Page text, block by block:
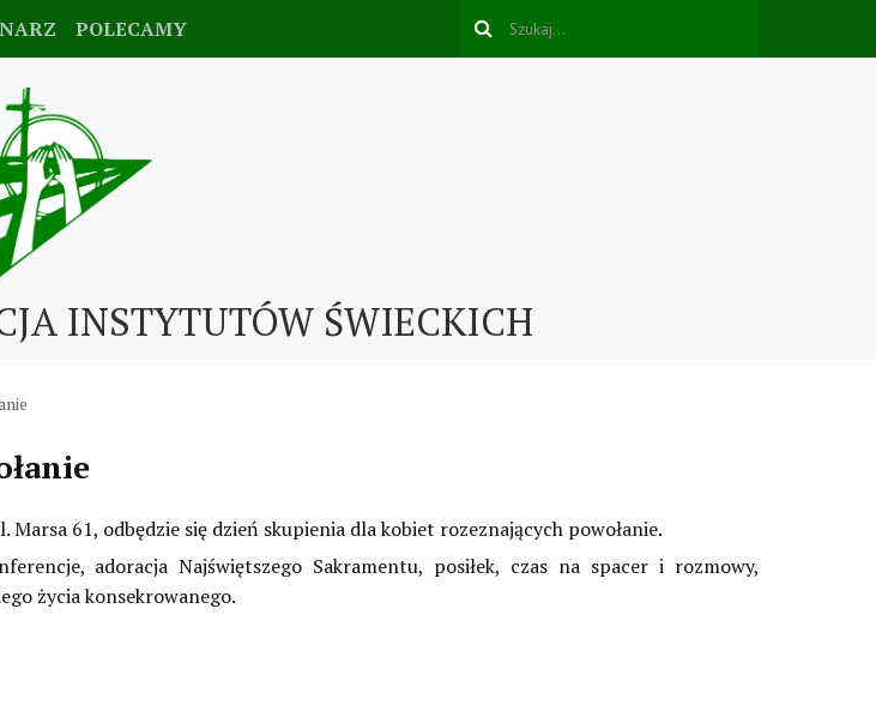
POLECAMY
INSTYTUTÓW ŚWIECKICH
61, odbędzie się dzień skupienia dla kobiet rozeznających powołanie.
adoracja Najświętszego Sakramentu, posiłek, czas na spacer i rozmowy,
życia konsekrowanego.